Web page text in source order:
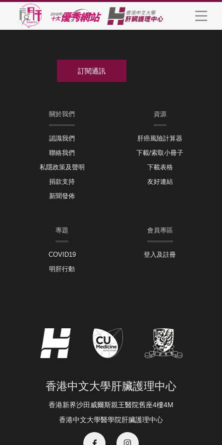
關於我們
認識我們
聯絡我們
私隱政策及聲明
捐款支持
新聞發佈
資源
肝癌風險計算器
下載/索取小冊子
下載表格
友好連結
專題
COVID19
明肝行動
會員專區
登入及註冊
香港中文大學肝臟護理中心
香港新界沙田威爾斯親王醫院舊座4樓4M
香港中文大學醫學院肝臟護理中心